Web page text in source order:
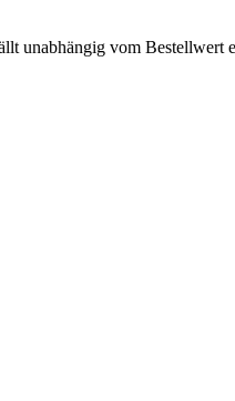
vom Bestellwert